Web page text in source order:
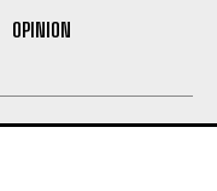
OPINION